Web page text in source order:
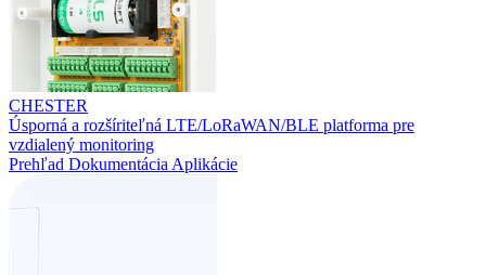
CHESTER
Úsporná a rozšíriteľná LTE/LoRaWAN/BLE platforma pre
vzdialený monitoring
Prehľad Dokumentácia Aplikácie